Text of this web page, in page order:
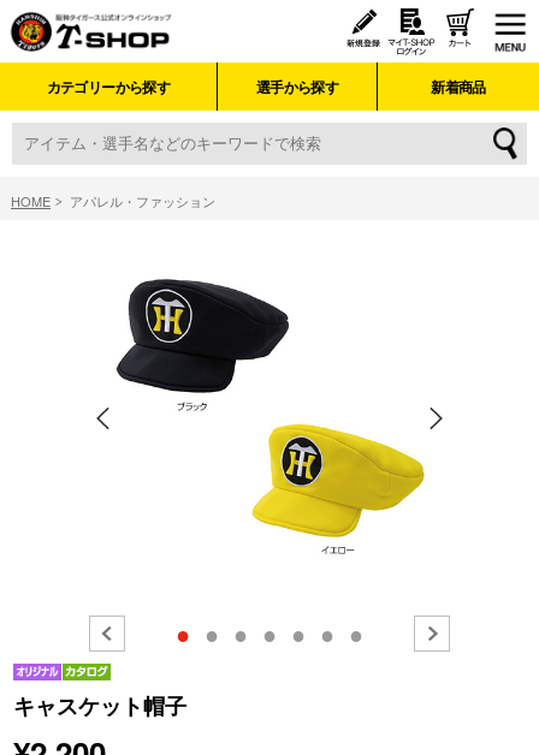
カテゴリーから探す 選手から探す 新着商品
HOME アパレル・ファッション
● ● ● ● ● ● ●
キャスケット帽子